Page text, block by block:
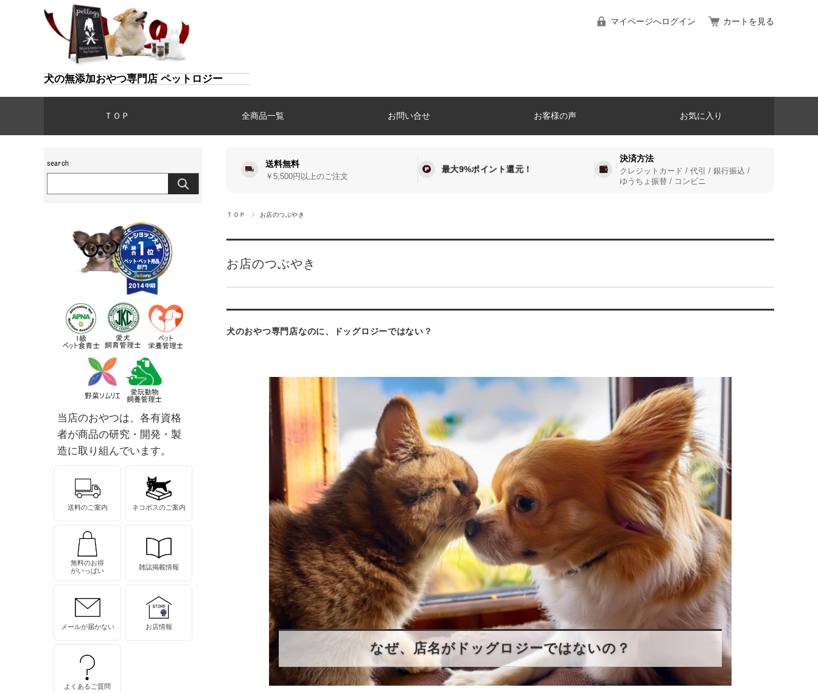
犬の無添加おやつ専門店 ペットロジー
マイページへログイン カートを見る
ＴＯＰ 全商品一覧 お問い合せ お客様の声 お気に入り
送料無料
￥5,500円以上のご注文
最大9%ポイント還元！
決済方法
クレジットカード / 代引 / 銀行振込 /
ゆうちょ振替 / コンビニ
ＴＯＰ お店のつぶやき
お店のつぶやき
犬のおやつ専門店なのに、ドッグロジーではない？
なぜ、店名がドッグロジーではないの？
当店のおやつは、各有資格
者が商品の研究・開発・製
造に取り組んでいます。
送料のご案内 ネコポスのご案内
無料のお得
がいっぱい
雑誌掲載情報
メールが届かない お店情報
よくあるご質問